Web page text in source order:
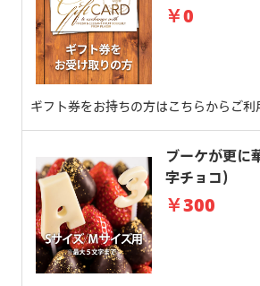
￥0
ギフト券をお持ちの方はこちらからご利
ブーケが更に
字チョコ）
￥300